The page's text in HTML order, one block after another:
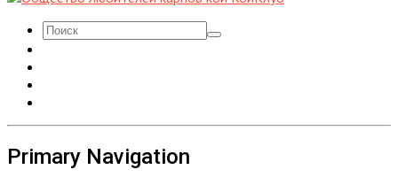
Primary Navigation